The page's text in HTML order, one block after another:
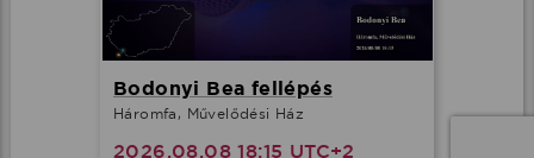
Bodonyi Bea fellépés
Háromfa, Művelődési Ház
2026.08.08 18:15 UTC+2